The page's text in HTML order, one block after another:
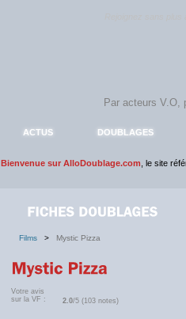
ACTUS DOUBLAGES
Bienvenue sur AlloDoublage.com , le site
Films > Mystic Pizza
Votre avis
sur la VF :
2.0/5 (103 notes)